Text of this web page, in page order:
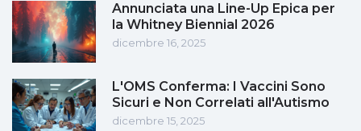
Annunciata una Line-Up Epica per
la Whitney Biennial 2026
dicembre 16, 2025
L'OMS Conferma: I Vaccini Sono
Sicuri e Non Correlati all'Autismo
dicembre 15, 2025